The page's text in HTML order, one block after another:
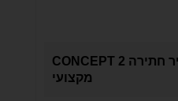
מכשיר חתירה CONCEPT 2
מקצועי